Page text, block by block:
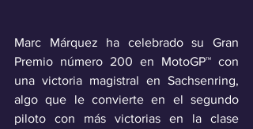
Marc Márquez ha celebrado su Gran
Premio número 200 en MotoGP™ con
una victoria magistral en Sachsenring,
algo que le convierte en el segundo
piloto con más victorias en la clase